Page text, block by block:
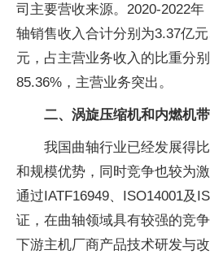
司主要营收来源。2020-2022
轴销售收入合计分别为3.37亿
元，占主营业务收入的比重分
85.36%，主营业务突出。
二、涡旋压缩机和内燃机
我国曲轴行业已经发展得
和规模优势，同时竞争也较为
通过IATF16949、ISO14001及
证，在曲轴领域具有较强的竞
下游主机厂商产品技术研发与